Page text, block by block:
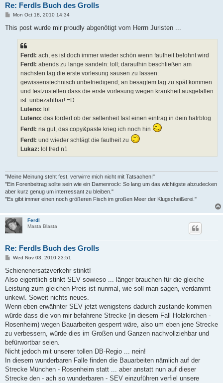
Re: Ferdls Buch des Grolls
P
s
Mon Oct 18, 2010 14:34
This post wurde mir proudly abgenötigt vom Herrn Juristen ...
Ferdl: ach, es ist doch immer wieder schön wenn faulheit belohnt wird
Ferdl: abends zu lange sandeln: toll; daraufhin beschließen am
nächsten tag die erste vorlesung sausen zu lassen:
gewissenstechnisch unbefriedigend; an besagtem tag zu spät kommen
und festzustellen dass die erste vorlesung wegen krankheit ausgefallen
ist: unbezahlbar! =D
Luteno: lol
Luteno: das fordert ob der seltenheit fast einen eintrag in dein hatrblog
Ferdl: na gut, das copy&paste krieg ich noch hin
Ferdl: und wieder schlägt die faulheit zu
Lukaz: lol fred n1
"Meine Meinung steht fest, verwirre mich nicht mit Tatsachen!"
"Ein Forenbeitrag sollte sein wie ein Damenrock: So lang um das wichtigste abzudecken
aber kurz genug um interressant zu bleiben."
"Es gibt immer einen noch größeren Fisch im großen Meer der Klugscheißerei."
Ferdl
Masta Blasta
Re: Ferdls Buch des Grolls
P
s
Wed Nov 03, 2010 23:51
Schienenersatzverkehr stinkt!
Also eigentlich stinkt SEV sowieso ... länger brauchen für die gleiche
Leistung zum gleichen Preis ist nunmal, wie soll man sagen, verdammt
unkewl. Soweit nichts neues.
Wenn eben erwähnter SEV jetzt wenigstens dadurch zustande kommen
würde dass die von mir befahrene Strecke (in diesem Fall Holzkirchen -
Rosenheim) wegen Bauarbeiten gesperrt wäre, also um eben jene Strecke
zu verbessern, würde dies im Großen und Ganzen nachvollziehbar und
befürwortbar seien.
Nicht jedoch mit unserer tollen DB-Regio ... nein!
In diesem wunderbaren Falle finden die Bauarbeiten nämlich auf der
Strecke München - Rosenheim statt ... aber anstatt nun auf dieser
Strecke den - ach so wunderbaren - SEV einzuführen verfiel unsere